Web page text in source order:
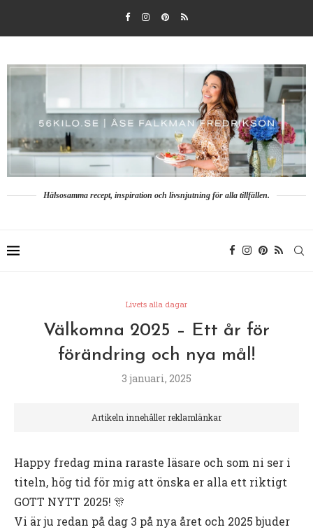
Hälsosamma recept, inspiration och livsnjutning för alla tillfällen.
Livets alla dagar
Välkomna 2025 – Ett år för
förändring och nya mål!
3 januari, 2025
Artikeln innehåller reklamlänkar
Happy fredag mina raraste läsare och som ni ser i
titeln, hög tid för mig att önska er alla ett riktigt
GOTT NYTT 2025! 🎊
Vi är ju redan på dag 3 på nya året och 2025 bjuder